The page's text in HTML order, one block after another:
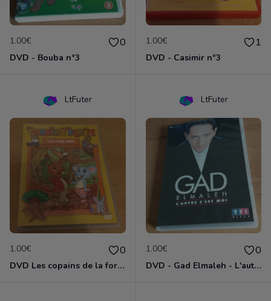
1.00€ 0
DVD - Bouba n°3
1.00€ 1
DVD - Casimir n°3
LtFuter
1.00€ 0
DVD Les copains de la forêt : les vrais amis
LtFuter
1.00€ 0
DVD - Gad Elmaleh - L'autre c'est moi